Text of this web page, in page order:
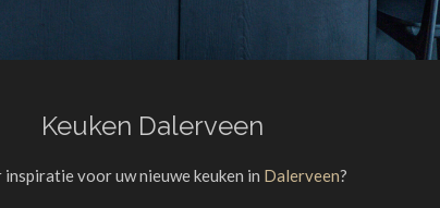
Keuken Dalerveen
inspiratie voor uw nieuwe keuken in Dalerveen?